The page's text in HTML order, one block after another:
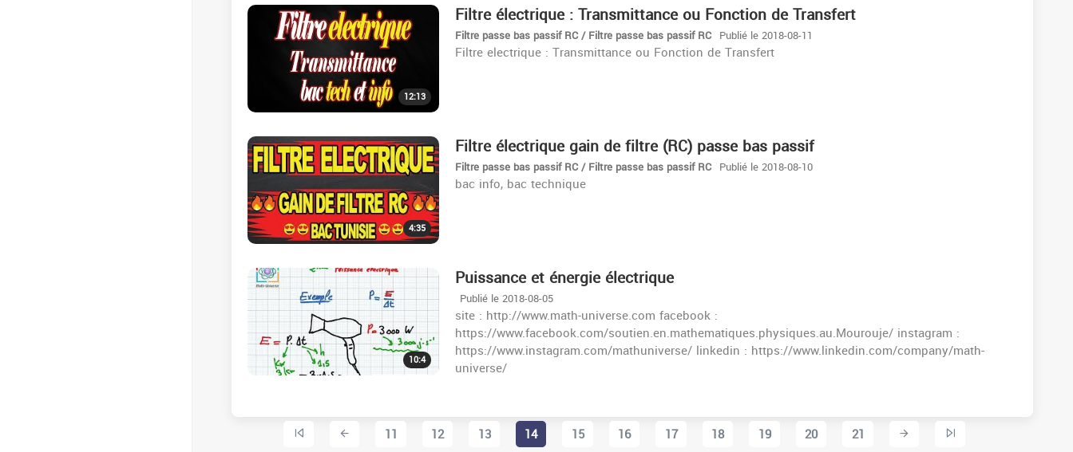
12:13
Filtre électrique : Transmittance ou Fonction de Transfert
Filtre passe bas passif RC / Filtre passe bas passif RC Publié le 2018-08-11
Filtre electrique : Transmittance ou Fonction de Transfert
4:35
Filtre électrique gain de filtre (RC) passe bas passif
Filtre passe bas passif RC / Filtre passe bas passif RC Publié le 2018-08-10
bac info, bac technique
10:4
Puissance et énergie électrique
Publié le 2018-08-05
site : http://www.math-universe.com facebook :
https://www.facebook.com/soutien.en.mathematiques.physiques.au.Mourouje/ instagram :
https://www.instagram.com/mathuniverse/ linkedin : https://www.linkedin.com/company/math-
universe/
11 12 13 14 15 16 17 18 19 20 21